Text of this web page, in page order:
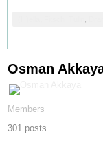
Osman
Members
301 posts